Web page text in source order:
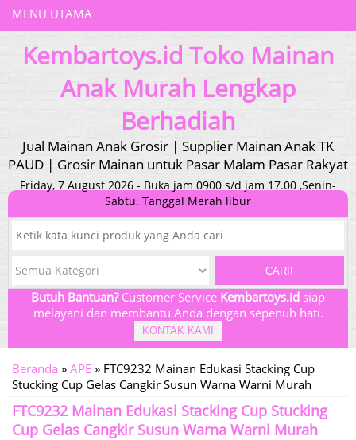
MENU UTAMA
Kembartoys.id Toko Mainan
Anak Murah Lengkap
Berhadiah
Jual Mainan Anak Grosir | Supplier Mainan Anak TK
PAUD | Grosir Mainan untuk Pasar Malam Pasar Rakyat
Friday, 7 August 2026 - Buka jam 0900 s/d jam 17.00 ,Senin-
Sabtu. Tanggal Merah libur
CARI!
Butuh Bantuan?Customer Service Kembartoys.id siap
melayani dan membantu Anda dengan sepenuh hati.
KONTAK KAMI
Beranda » APE » FTC9232 Mainan Edukasi Stacking Cup
Stucking Cup Gelas Cangkir Susun Warna Warni Murah
FTC9232 Mainan Edukasi Stacking Cup Stucking
Cup Gelas Cangkir Susun Warna Warni Murah